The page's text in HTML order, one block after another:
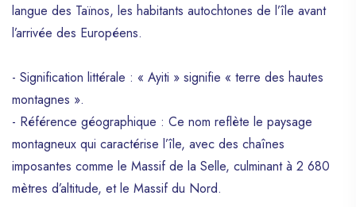
langue des Taïnos, les habitants autochtones de l’île avant
l’arrivée des Européens.
- Signification littérale : « Ayiti » signifie « terre des hautes
montagnes ».
- Référence géographique : Ce nom reflète le paysage
montagneux qui caractérise l’île, avec des chaînes
imposantes comme le Massif de la Selle, culminant à 2 680
mètres d’altitude, et le Massif du Nord.